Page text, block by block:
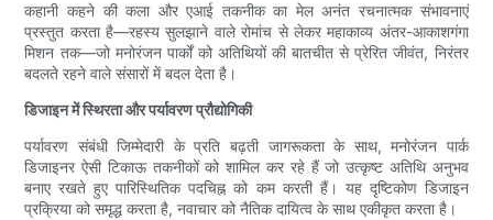
कहानी कहने की कला और एआई तकनीक का मेल अनंत रचनात्मक संभावनाएं
प्रस्तुत करता है—रहस्य सुलझाने वाले रोमांच से लेकर महाकाव्य अंतर-आकाशगंगा
मिशन तक—जो मनोरंजन पार्कों को अतिथियों की बातचीत से प्रेरित जीवंत, निरंतर
बदलते रहने वाले संसारों में बदल देता है।
डिजाइन में स्थिरता और पर्यावरण प्रौद्योगिकी
पर्यावरण संबंधी जिम्मेदारी के प्रति बढ़ती जागरूकता के साथ, मनोरंजन पार्क
डिजाइनर ऐसी टिकाऊ तकनीकों को शामिल कर रहे हैं जो उत्कृष्ट अतिथि अनुभव
बनाए रखते हुए पारिस्थितिक पदचिह्न को कम करती हैं। यह दृष्टिकोण डिजाइन
प्रक्रिया को समृद्ध करता है, नवाचार को नैतिक दायित्व के साथ एकीकृत करता है।